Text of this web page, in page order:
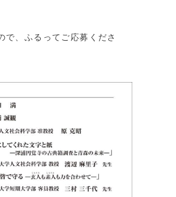
で、ふるってご応募くださ